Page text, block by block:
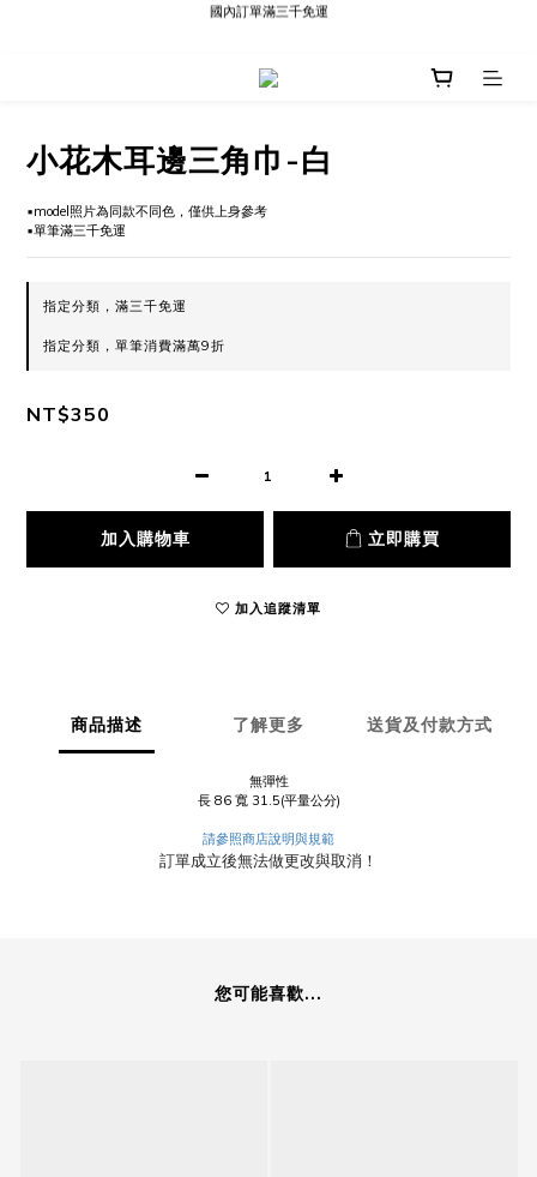
小花木耳邊三角巾-白
▪️model照片為同款不同色，僅供上身參考
▪️單筆滿三千免運
指定分類，滿三千免運
指定分類，單筆消費滿萬9折
NT$350
加入購物車 立即購買
加入追蹤清單
商品描述 了解更多 送貨及付款方式
無彈性
長 86 寬 31.5(平量公分)
請參照商店說明與規範
訂單成立後無法做更改與取消！
您可能喜歡...